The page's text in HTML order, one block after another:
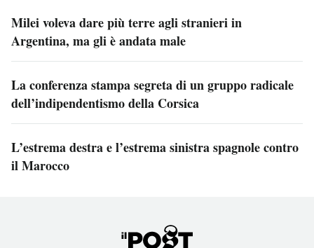
Milei voleva dare più terre agli stranieri in
Argentina, ma gli è andata male
La conferenza stampa segreta di un gruppo radicale
dell’indipendentismo della Corsica
L’estrema destra e l’estrema sinistra spagnole contro
il Marocco